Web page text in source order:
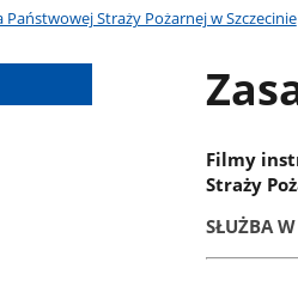
Straży Pożarnej w Szczecinie
Filmy
Straży
SŁUŻBA